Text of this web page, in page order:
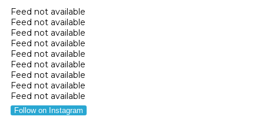
Feed not available
Feed not available
Feed not available
Feed not available
Feed not available
Feed not available
Feed not available
Feed not available
Feed not available
Follow on Instagram